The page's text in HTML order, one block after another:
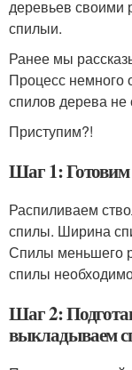
деревьев своими
спилыи.
Ранее мы
Процесс немного
спилов дерева не
Приступим?!
Шаг 1:
Распиливаем
спилы. Ширина
Спилы меньшего
спилы
Шаг 2:
выкладываем